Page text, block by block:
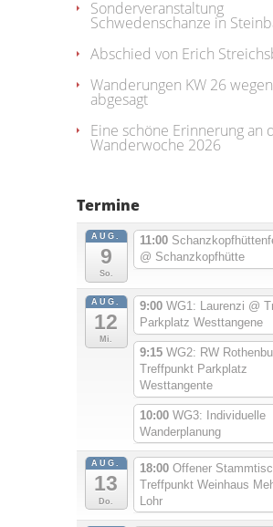
Sonderveranstaltung
Schwedenschanze in
Abschied von Erich
Wanderungen KW 26
abgesagt
Eine schöne Erinnerung an
Wanderwoche 2026
Termine
AUG.
9
So.
11:00
@ Schanzkopfhütte
AUG.
12
Mi.
9:00 WG1: Laurenzi @
Parkplatz Westtangene
9:15 WG2: RW
Treffpunkt Parkplatz
Westtangente
10:00 WG3: Individuelle
Wanderplanung
AUG.
13
Do.
18:00 Offener
Treffpunkt Weinhaus
Lohr